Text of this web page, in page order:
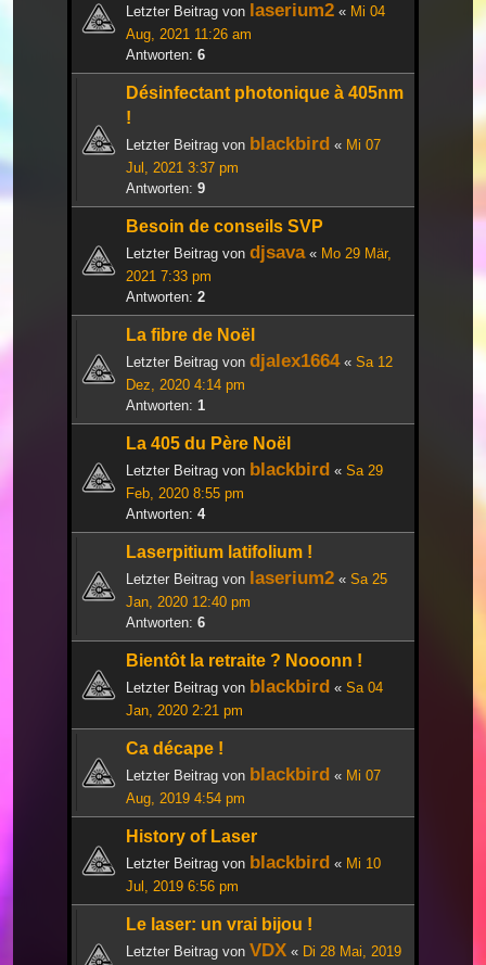
Letzter Beitrag von laserium2 « Mi 04
Aug, 2021 11:26 am
Antworten: 6
Désinfectant photonique à 405nm
!
Letzter Beitrag von blackbird « Mi 07
Jul, 2021 3:37 pm
Antworten: 9
Besoin de conseils SVP
Letzter Beitrag von djsava« Mo 29 Mär,
2021 7:33 pm
Antworten: 2
La fibre de Noël
Letzter Beitrag von djalex1664« Sa 12
Dez, 2020 4:14 pm
Antworten: 1
La 405 du Père Noël
Letzter Beitrag von blackbird « Sa 29
Feb, 2020 8:55 pm
Antworten: 4
Laserpitium latifolium !
Letzter Beitrag von laserium2 « Sa 25
Jan, 2020 12:40 pm
Antworten: 6
Bientôt la retraite ? Nooonn !
Letzter Beitrag von blackbird « Sa 04
Jan, 2020 2:21 pm
Ca décape !
Letzter Beitrag von blackbird « Mi 07
Aug, 2019 4:54 pm
History of Laser
Letzter Beitrag von blackbird « Mi 10
Jul, 2019 6:56 pm
Le laser: un vrai bijou !
Letzter Beitrag von VDX « Di 28 Mai, 2019